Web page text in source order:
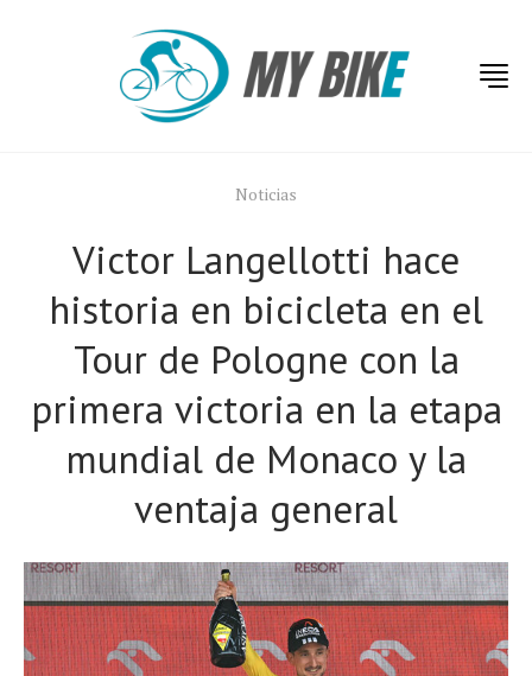
Noticias
Victor Langellotti hace
historia en bicicleta en el
Tour de Pologne con la
primera victoria en la etapa
mundial de Monaco y la
ventaja general